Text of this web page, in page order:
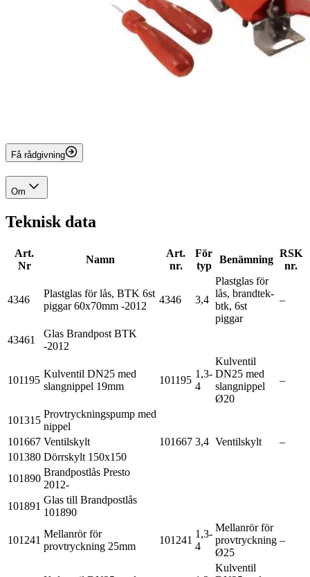
Få rådgivning
Om
Teknisk data
Art.
Nr
Namn
Art.
nr.
För
typ
Benämning
RSK
nr.
4346
Plastglas för lås, BTK 6st
piggar 60x70mm -2012
4346 3,4
Plastglas för
lås, brandtek-
btk, 6st
piggar
–
43461
Glas Brandpost BTK
-2012
101195
Kulventil DN25 med
slangnippel 19mm
101195
1,3-
4
Kulventil
DN25 med
slangnippel
Ø20
–
101315
Provtryckningspump med
nippel
101667 Ventilskylt 101667 3,4 Ventilskylt
–
101380 Dörrskylt 150x150
101890
Brandpostlås Presto
2012-
101891
Glas till Brandpostlås
101890
101241
Mellanrör för
provtryckning 25mm
101241
1,3-
4
Mellanrör för
provtryckning
Ø25
–
Kulventil